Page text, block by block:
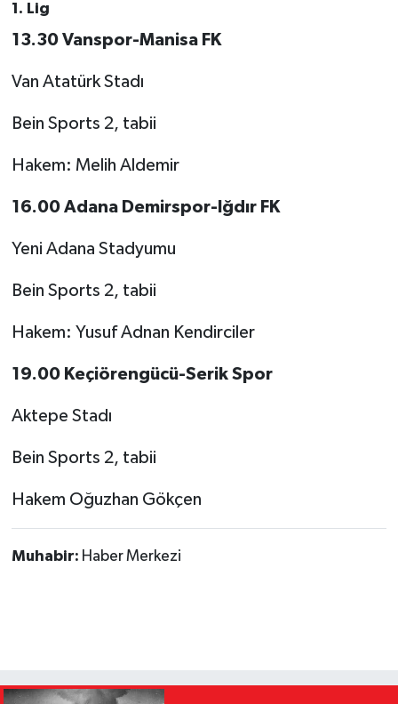
1. Lig
13.30 Vanspor-Manisa FK
Van Atatürk Stadı
Bein Sports 2, tabii
Hakem: Melih Aldemir
16.00 Adana Demirspor-Iğdır FK
Yeni Adana Stadyumu
Bein Sports 2, tabii
Hakem: Yusuf Adnan Kendirciler
19.00 Keçiörengücü-Serik Spor
Aktepe Stadı
Bein Sports 2, tabii
Hakem Oğuzhan Gökçen
Muhabir: Haber Merkezi